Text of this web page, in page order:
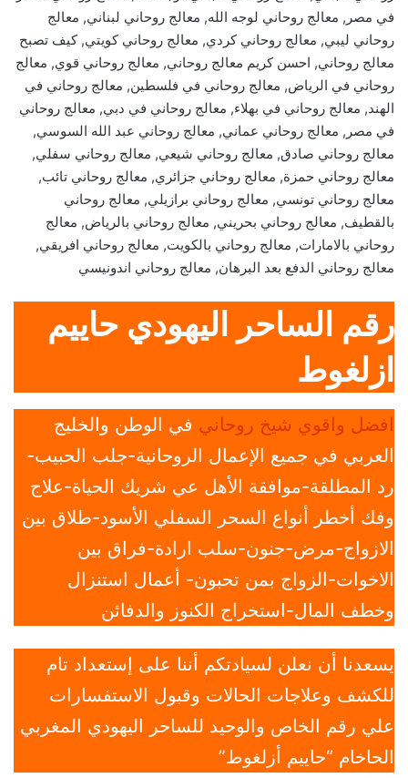
في مصر, معالج روحاني لوجه الله, معالج روحاني لبناني, معالج
روحاني ليبي, معالج روحاني كردي, معالج روحاني كويتي, كيف تصبح
معالج روحاني, احسن كريم معالج روحاني, معالج روحاني قوي, معالج
روحاني في الرياض, معالج روحاني في فلسطين, معالج روحاني في
الهند, معالج روحاني في بهلاء, معالج روحاني في دبي, معالج روحاني
في مصر, معالج روحاني عماني, معالج روحاني عبد الله السوسي,
معالج روحاني صادق, معالج روحاني شيعي, معالج روحاني سفلي,
معالج روحاني حمزة, معالج روحاني جزائري, معالج روحاني تائب,
معالج روحاني تونسي, معالج روحاني برازيلي, معالج روحاني
بالقطيف, معالج روحاني بحريني, معالج روحاني بالرياض, معالج
روحاني بالامارات, معالج روحاني بالكويت, معالج روحاني افريقي,
معالج روحاني الدفع بعد البرهان, معالج روحاني اندونيسي
رقم الساحر اليهودي حاييم
ازلغوط
افضل واقوي شيخ روحاني في الوطن والخليج
العربي في جميع الإعمال الروحانية-جلب الحبيب-
رد المطلقة-موافقة الأهل عي شريك الحياة-علاج
وفك أخطر أنواع السحر السفلي الأسود-طلاق بين
الازواج-مرض-جنون-سلب ارادة-فراق بين
الاخوات-الزواج بمن تحبون- أعمال استنزال
وخطف المال-استخراج الكنوز والدفائن
يسعدنا أن نعلن لسيادتكم أننا على إستعداد تام
للكشف وعلاجات الحالات وقبول الاستفسارات
علي رقم الخاص والوحيد للساحر اليهودي المغربي
الحاخام “حاييم أزلغوط”